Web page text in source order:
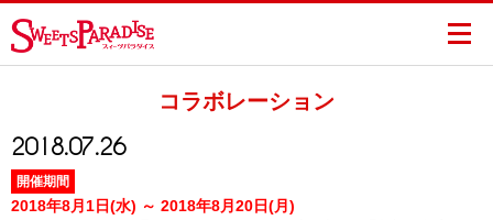
コラボレーション
2018.07.26
開催期間
2018年8月1日(水) ～ 2018年8月20日(月)